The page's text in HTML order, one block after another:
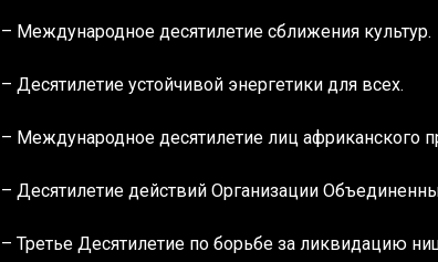
– Международное десятилетие сближения культур.
– Десятилетие устойчивой энергетики для всех.
– Международное десятилетие лиц африканского
– Десятилетие действий Организации
– Третье Десятилетие по борьбе за ликвидацию